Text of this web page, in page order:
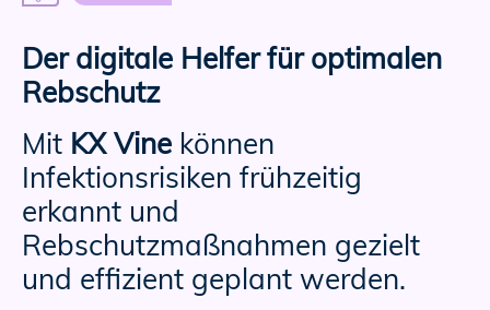
Der digitale Helfer für optimalen
Rebschutz
Mit KX Vine können
Infektionsrisiken frühzeitig
erkannt und
Rebschutzmaßnahmen gezielt
und effizient geplant werden.